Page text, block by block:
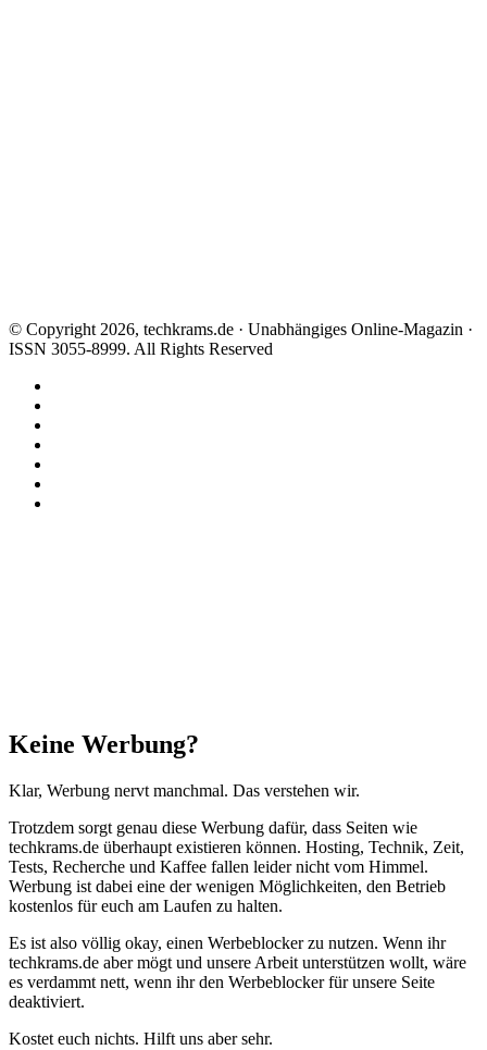
© Copyright 2026, techkrams.de · Unabhängiges Online-Magazin ·
ISSN 3055-8999. All Rights Reserved
Schließen
Keine Werbung?
Klar, Werbung nervt manchmal. Das verstehen wir.
Trotzdem sorgt genau diese Werbung dafür, dass Seiten wie
techkrams.de überhaupt existieren können. Hosting, Technik, Zeit,
Tests, Recherche und Kaffee fallen leider nicht vom Himmel.
Werbung ist dabei eine der wenigen Möglichkeiten, den Betrieb
kostenlos für euch am Laufen zu halten.
Es ist also völlig okay, einen Werbeblocker zu nutzen. Wenn ihr
techkrams.de aber mögt und unsere Arbeit unterstützen wollt, wäre
es verdammt nett, wenn ihr den Werbeblocker für unsere Seite
deaktiviert.
Kostet euch nichts. Hilft uns aber sehr.